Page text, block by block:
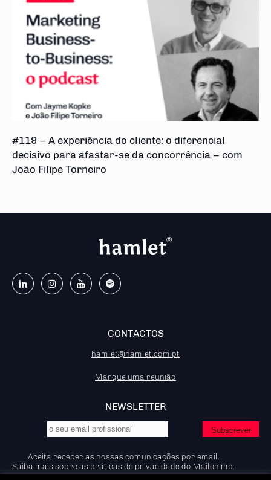
#119 – A experiência do cliente: o diferencial
decisivo para afastar-se da concorrência – com
João Filipe Torneiro
CONTACTOS
hamlet@hamlet.com.pt
Marque uma reunião
NEWSLETTER
Aceita receber as nossas comunicações por email.
Saiba mais sobre as práticas de privacidade do Mailchimp.